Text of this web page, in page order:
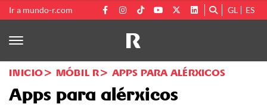
Ir a mundo-r.com GL ES
INICIO MÓBIL R APPS PARA ALÉRXICOS
Apps para alérxicos